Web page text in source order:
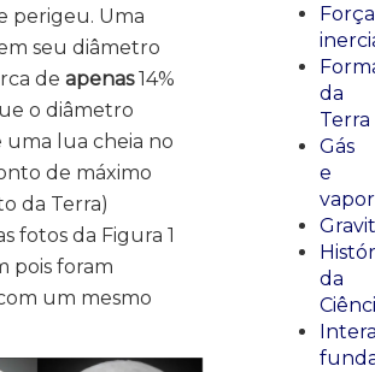
perigeu. Uma
seu diâmetro
de apenas14%
o diâmetro
lua cheia no
de máximo
da Terra)
fotos da Figura 1
pois foram
um mesmo
da
Terra
Gás
e
vapor
da